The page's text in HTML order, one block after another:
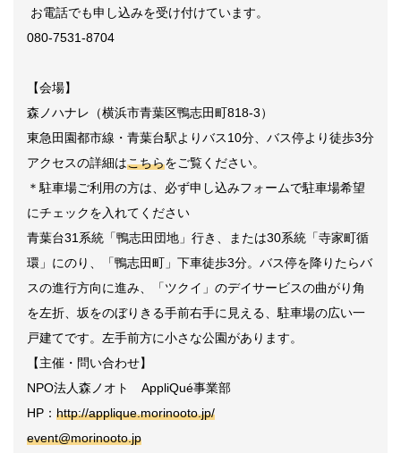
お電話でも申し込みを受け付けています。
080-7531-8704
【会場】
森ノハナレ（横浜市青葉区鴨志田町818-3）
東急田園都市線・青葉台駅よりバス10分、バス停より徒歩3分
アクセスの詳細はこちらをご覧ください。
＊駐車場ご利用の方は、必ず申し込みフォームで駐車場希望
にチェックを入れてください
青葉台31系統「鴨志田団地」行き、または30系統「寺家町循
環」にのり、「鴨志田町」下車徒歩3分。バス停を降りたらバ
スの進行方向に進み、「ツクイ」のデイサービスの曲がり角
を左折、坂をのぼりきる手前右手に見える、駐車場の広い一
戸建てです。左手前方に小さな公園があります。
【主催・問い合わせ】
NPO法人森ノオト AppliQué事業部
HP： http://applique.morinooto.jp/
event@morinooto.jp